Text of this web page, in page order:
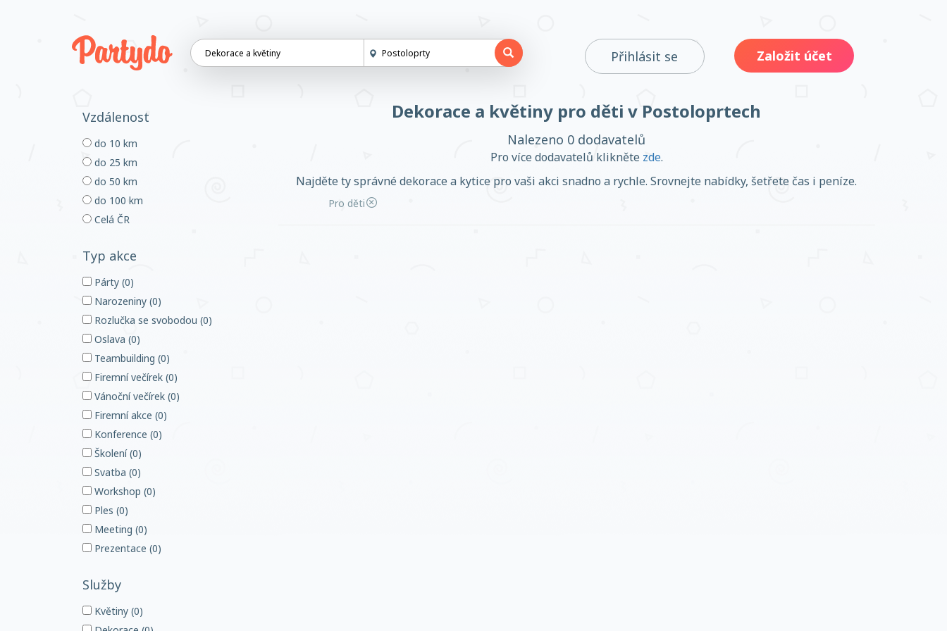
Přihlásit se Založit účet
Vzdálenost
do 10 km
do 25 km
do 50 km
do 100 km
Celá ČR
Typ akce
Párty (0)
Narozeniny (0)
Rozlučka se svobodou (0)
Oslava (0)
Teambuilding (0)
Firemní večírek (0)
Vánoční večírek (0)
Firemní akce (0)
Konference (0)
Školení (0)
Svatba (0)
Workshop (0)
Ples (0)
Meeting (0)
Prezentace (0)
Služby
Květiny (0)
Dekorace a květiny pro děti v Postoloprtech
Nalezeno 0 dodavatelů
Pro více dodavatelů klikněte zde.
Najděte ty správné dekorace a kytice pro vaši akci snadno a rychle. Srovnejte nabídky, šetřete čas i peníze.
Pro děti